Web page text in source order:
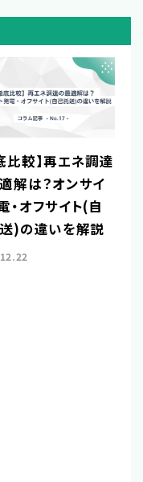
比較】再エネ調達
解は？オンサイ
・オフサイト(自
)の違いを解説